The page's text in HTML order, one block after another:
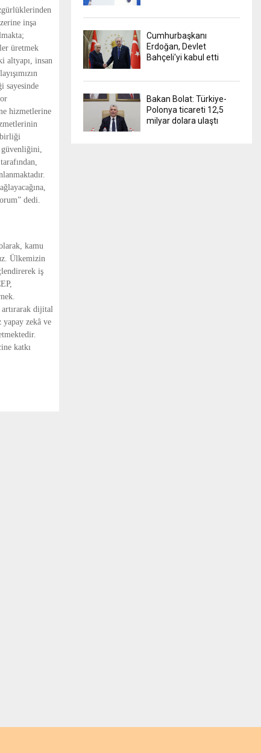
inşa
üretmek
altyapı, insan
sayesinde
hizmetlerine
birliği
dedi.
kamu
Ülkemizin
iş
dijital
zekâ ve
katkı
Cumhurbaşkanı
Erdoğan, Devlet
Bahçeli'yi kabul etti
Bakan Bolat: Türkiye-
Polonya ticareti 12,5
milyar dolara ulaştı